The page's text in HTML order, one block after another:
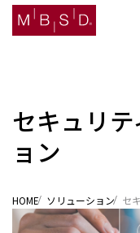
セキュリ
ョン
HOME ソリューション セ